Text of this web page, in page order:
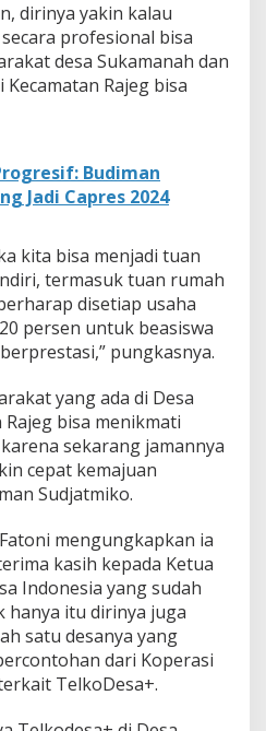
dirinya yakin kalau
profesional bisa
desa Sukamanah dan
Kecamatan Rajeg bisa
Budiman
Jadi Capres 2024
kita bisa menjadi tuan
termasuk tuan rumah
disetiap usaha
persen untuk beasiswa
pungkasnya.
yang ada di Desa
bisa menikmati
sekarang jamannya
cepat kemajuan
Sudjatmiko.
mengungkapkan ia
kasih kepada Ketua
Indonesia yang sudah
hanya itu dirinya juga
satu desanya yang
dari Koperasi
TelkoDesa+.